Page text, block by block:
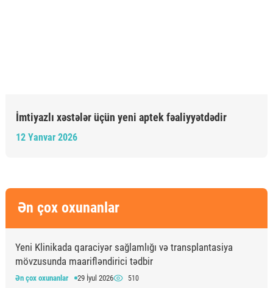
İmtiyazlı xəstələr üçün yeni aptek fəaliyyətdədir
12 Yanvar 2026
Ən çox oxunanlar
Yeni Klinikada qaraciyər sağlamlığı və transplantasiya
mövzusunda maarifləndirici tədbir
Ən çox oxunanlar 29 İyul 2026 510